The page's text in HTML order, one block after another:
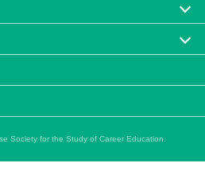
Society for the Study of Career Education.